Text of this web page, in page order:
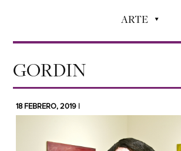
ARTE
GORDIN
18 FEBRERO, 2019 |